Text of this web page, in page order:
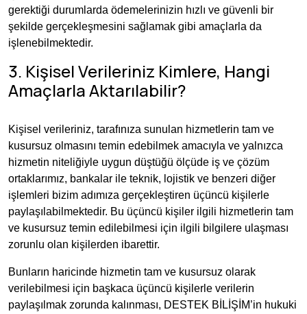
gerektiği durumlarda ödemelerinizin hızlı ve güvenli bir
şekilde gerçekleşmesini sağlamak gibi amaçlarla da
işlenebilmektedir.
3. Kişisel Verileriniz Kimlere, Hangi
Amaçlarla Aktarılabilir?
Kişisel verileriniz, tarafınıza sunulan hizmetlerin tam ve
kusursuz olmasını temin edebilmek amacıyla ve yalnızca
hizmetin niteliğiyle uygun düştüğü ölçüde iş ve çözüm
ortaklarımız, bankalar ile teknik, lojistik ve benzeri diğer
işlemleri bizim adımıza gerçekleştiren üçüncü kişilerle
paylaşılabilmektedir. Bu üçüncü kişiler ilgili hizmetlerin tam
ve kusursuz temin edilebilmesi için ilgili bilgilere ulaşması
zorunlu olan kişilerden ibarettir.
Bunların haricinde hizmetin tam ve kusursuz olarak
verilebilmesi için başkaca üçüncü kişilerle verilerin
paylaşılmak zorunda kalınması, DESTEK BİLİŞİM’in hukuki